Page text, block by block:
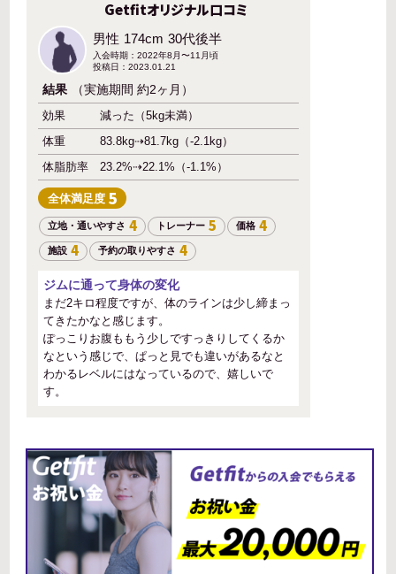
Getfitオリジナル口コミ
男性 174cm 30代後半
入会時期：2022年8月〜11月頃
投稿日：2023.01.21
結果 （実施期間 約2ヶ月）
効果
減った（5kg未満）
体重
83.8kg⇢81.7kg（-2.1kg）
体脂肪率
23.2%⇢22.1%（-1.1%）
全体満足度 5
立地・通いやすさ 4 トレーナー 5 価格 4
施設 4 予約の取りやすさ 4
ジムに通って身体の変化
まだ2キロ程度ですが、体のラインは少し締まっ
てきたかなと感じます。
ぽっこりお腹ももう少しですっきりしてくるか
なという感じで、ぱっと見でも違いがあるなと
わかるレベルにはなっているので、嬉しいで
す。